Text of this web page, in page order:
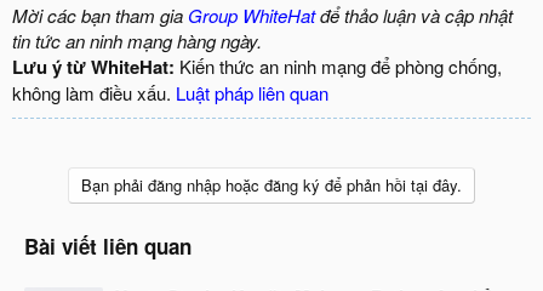
Mời các bạn tham gia Group WhiteHatđể thảo luận và cập nhật
tin tức an ninh mạng hàng ngày.
Lưu ý từ WhiteHat: Kiến thức an ninh mạng để phòng chống,
không làm điều xấu. Luật pháp liên quan
Bạn phải đăng nhập hoặc đăng ký để phản hồi tại đây.
Bài viết liên quan